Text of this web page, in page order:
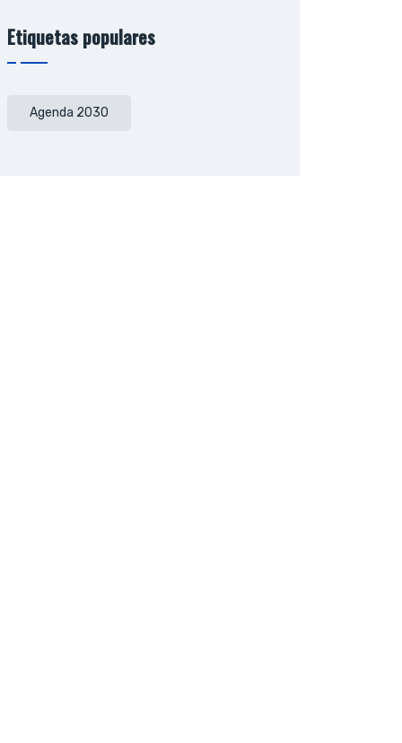
Etiquetas populares
Agenda 2030